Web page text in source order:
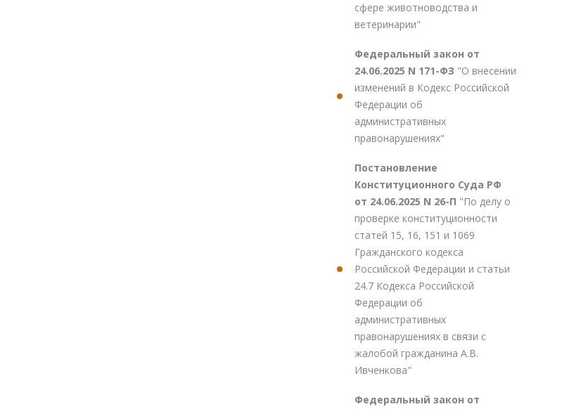
сфере животноводства и
ветеринарии"
Федеральный закон от
24.06.2025 N 171-ФЗ "О внесении
изменений в Кодекс Российской
Федерации об
административных
правонарушениях"
Постановление
Конституционного Суда РФ
от 24.06.2025 N 26-П "По делу о
проверке конституционности
статей 15, 16, 151 и 1069
Гражданского кодекса
Российской Федерации и статьи
24.7 Кодекса Российской
Федерации об
административных
правонарушениях в связи с
жалобой гражданина А.В.
Ивченкова"
Федеральный закон от